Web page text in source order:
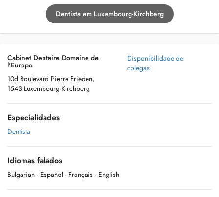
Dentista em Luxembourg-Kirchberg
Cabinet Dentaire Domaine de
l'Europe
10d Boulevard Pierre Frieden,
1543 Luxembourg-Kirchberg
Disponibilidade de
colegas
Especialidades
Dentista
Idiomas falados
Bulgarian - Español - Français - English